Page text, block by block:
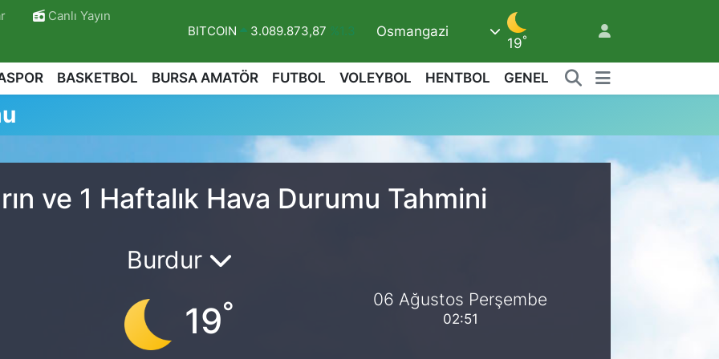
Canlı Yayın
BITCOIN 3.089.873,87 %1.32
DOLAR
47,5894 %0.08
GRAM ALTIN
6527.85 %0.54
Osmangazi
19°
BASKETBOL BURSA AMATÖR FUTBOL VOLEYBOL HENTBOL GENEL
ve 1 Haftalık Hava Durumu Tahmini
Burdur
19° 06 Ağustos Perşembe
02:51